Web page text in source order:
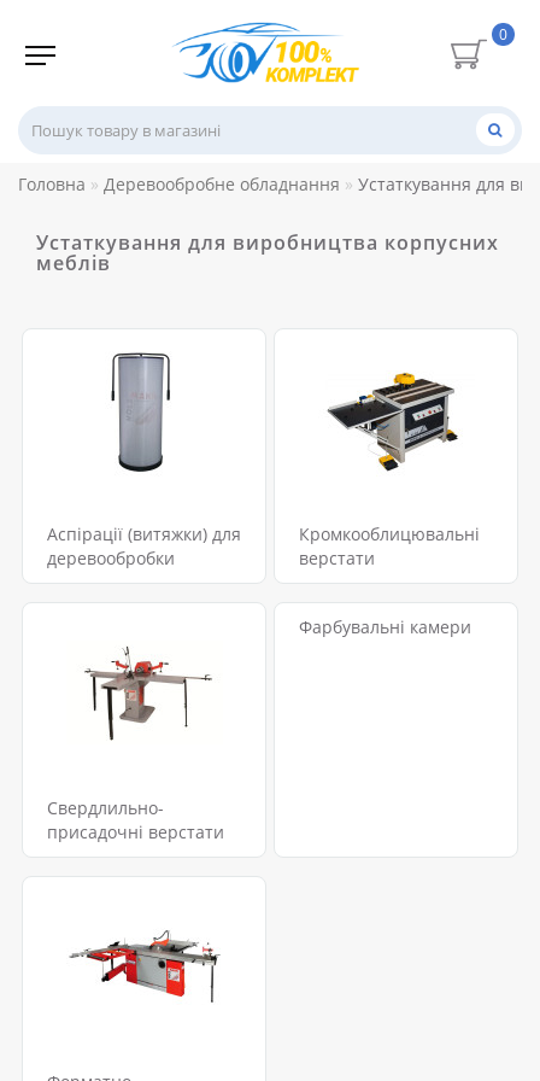
0
Головна Деревообробне обладнання Устаткування для
Устаткування для виробництва корпусних
меблів
Аспірації (витяжки) для
деревообробки
Кромкооблицювальні
верстати
Свердлильно-
присадочні верстати
Фарбувальні камери